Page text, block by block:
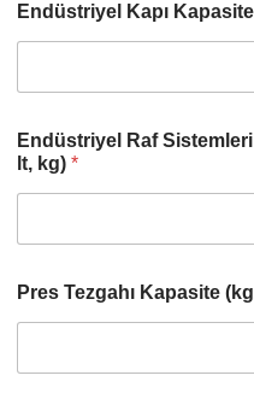
Endüstriyel Kapı
Endüstriyel Raf
lt, kg) *
Pres Tezgahı Kapasite